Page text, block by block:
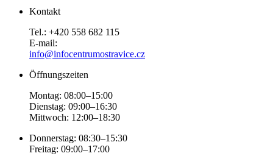
Kontakt
Tel.: +420 558 682 115
E-mail:
info@infocentrumostravice.cz
Öffnungszeiten
Montag: 08:00–15:00
Dienstag: 09:00–16:30
Mittwoch: 12:00–18:30
Donnerstag: 08:30–15:30
Freitag: 09:00–17:00